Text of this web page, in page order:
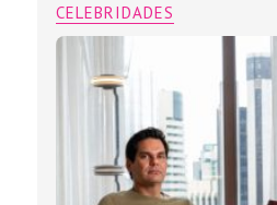
CELEBRIDADES